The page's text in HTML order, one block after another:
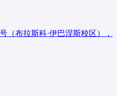
（布拉斯科·伊巴涅斯校区），